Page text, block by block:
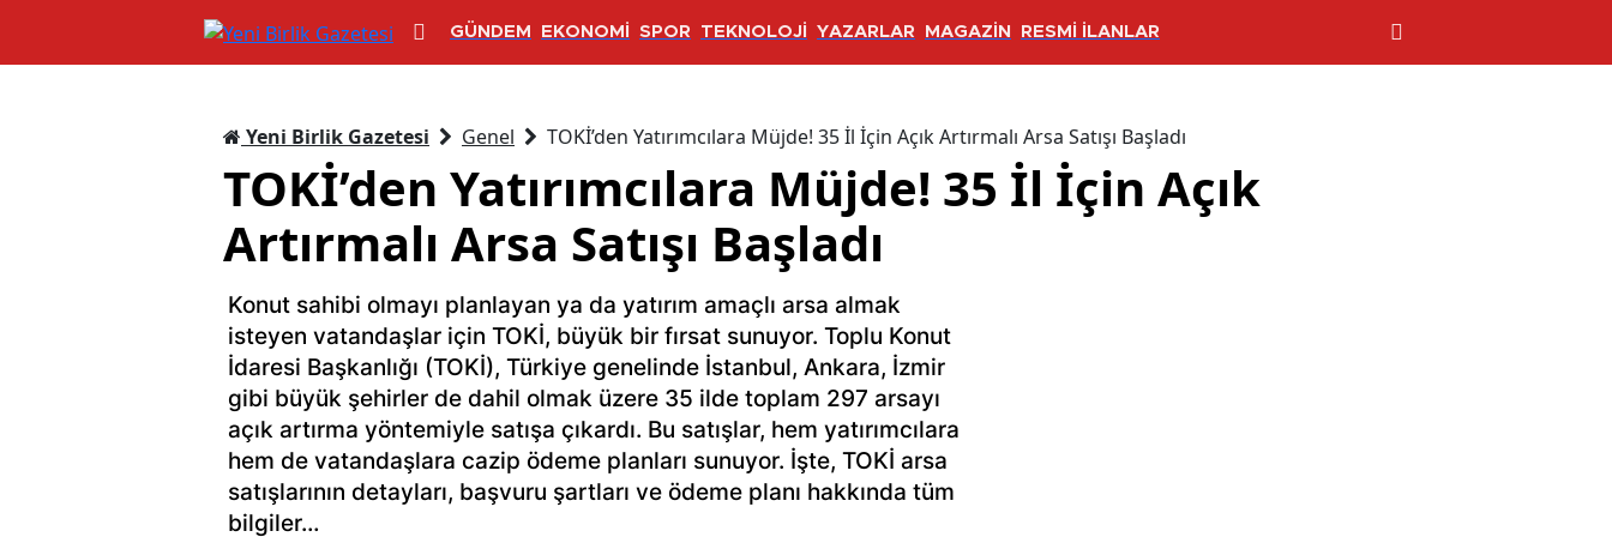
GÜNDEM EKONOMİ SPOR TEKNOLOJİ YAZARLAR MAGAZİN RESMİ İLANLAR
Yeni Birlik Gazetesi Genel TOKİ’den Yatırımcılara Müjde! 35 İl İçin Açık Artırmalı Arsa Satışı Başladı
TOKİ’den Yatırımcılara Müjde! 35 İl İçin Açık
Artırmalı Arsa Satışı Başladı
Konut sahibi olmayı planlayan ya da yatırım amaçlı arsa almak
isteyen vatandaşlar için TOKİ, büyük bir fırsat sunuyor. Toplu Konut
İdaresi Başkanlığı (TOKİ), Türkiye genelinde İstanbul, Ankara, İzmir
gibi büyük şehirler de dahil olmak üzere 35 ilde toplam 297 arsayı
açık artırma yöntemiyle satışa çıkardı. Bu satışlar, hem yatırımcılara
hem de vatandaşlara cazip ödeme planları sunuyor. İşte, TOKİ arsa
satışlarının detayları, başvuru şartları ve ödeme planı hakkında tüm
bilgiler…